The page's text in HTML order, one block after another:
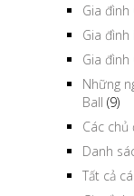
Gia đình
Gia đình
Gia đình
Những
Ball (9)
Các chủ
Danh
Tất cả